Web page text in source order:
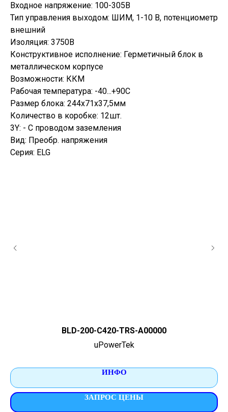
Входное напряжение: 100-305В
Тип управления выходом: ШИМ, 1-10 В, потенциометр
внешний
Изоляция: 3750В
Конструктивное исполнение: Герметичный блок в
металлическом корпусе
Возможности: ККМ
Рабочая температура: -40...+90С
Размер блока: 244х71х37,5мм
Количество в коробке: 12шт.
3Y: - C проводом заземления
Вид: Преобр. напряжения
Серия: ELG
BLD-200-C420-TRS-A00000
uPowerTek
ИНФО
ЗАПРОС ЦЕНЫ